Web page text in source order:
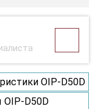
OIP-D50D
D50D